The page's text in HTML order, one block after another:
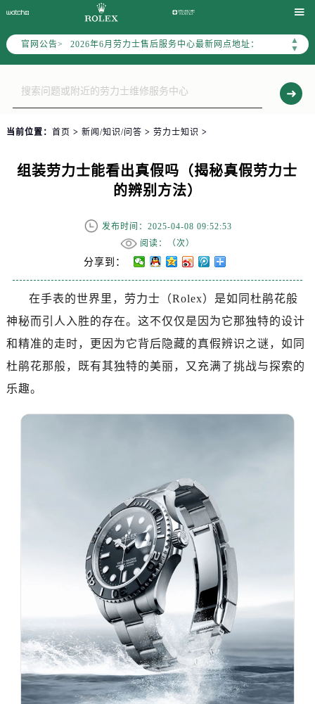

官网公告>
▲
▼
2026年6月劳力士上海市售后服务网络优化升级公告
2026年6月劳力士售后服务中心最新网点地址：
上海市徐汇区虹桥路3号港汇中心写字楼2座37层3705室（需提前预约）
当前位置： 首页 > 新闻/知识/问答 > 劳力士知识 >
组装劳力士能看出真假吗（揭秘真假劳力士
的辨别方法）
发布时间：2025-04-08 09:52:53
阅读：（次）
分享到：
在手表的世界里，劳力士（Rolex）是如同杜鹃花般
神秘而引人入胜的存在。这不仅仅是因为它那独特的设计
和精准的走时，更因为它背后隐藏的真假辨识之谜，如同
杜鹃花那般，既有其独特的美丽，又充满了挑战与探索的
乐趣。